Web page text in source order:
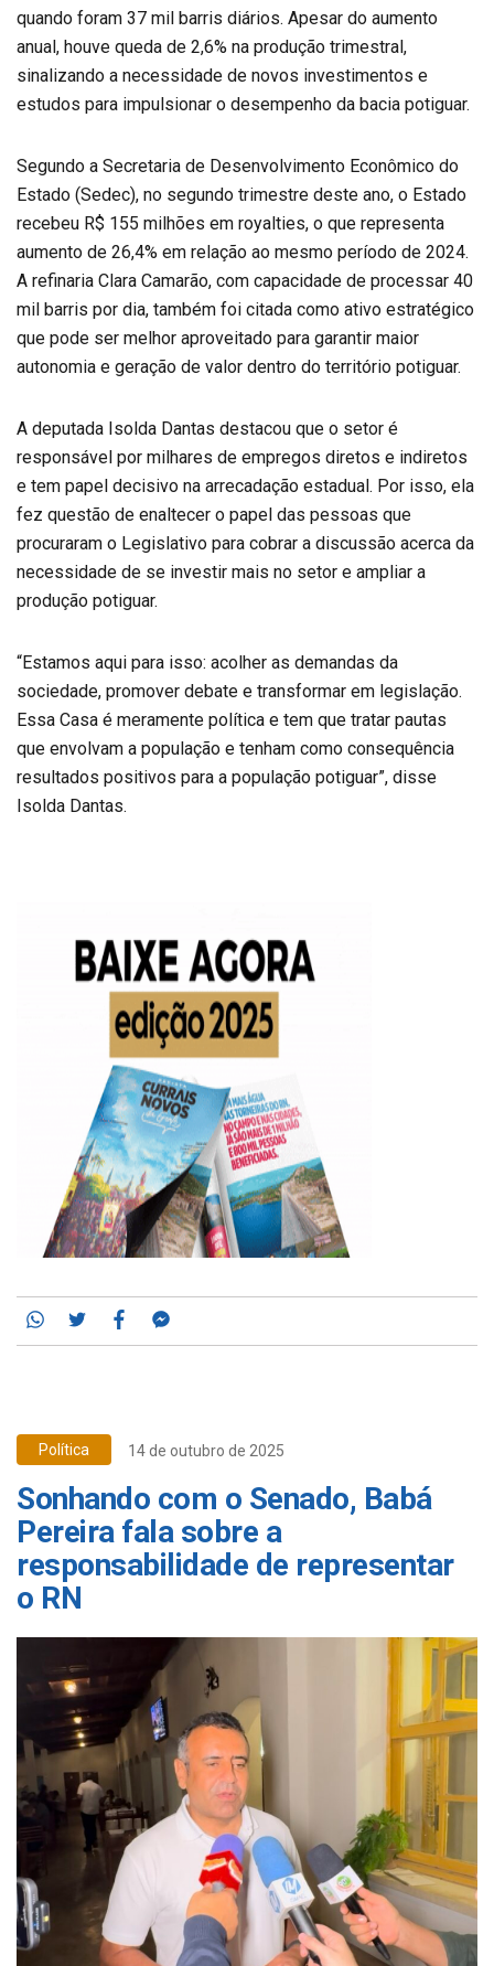
quando foram 37 mil barris diários. Apesar do aumento
anual, houve queda de 2,6% na produção trimestral,
sinalizando a necessidade de novos investimentos e
estudos para impulsionar o desempenho da bacia potiguar.
Segundo a Secretaria de Desenvolvimento Econômico do
Estado (Sedec), no segundo trimestre deste ano, o Estado
recebeu R$ 155 milhões em royalties, o que representa
aumento de 26,4% em relação ao mesmo período de 2024.
A refinaria Clara Camarão, com capacidade de processar 40
mil barris por dia, também foi citada como ativo estratégico
que pode ser melhor aproveitado para garantir maior
autonomia e geração de valor dentro do território potiguar.
A deputada Isolda Dantas destacou que o setor é
responsável por milhares de empregos diretos e indiretos
e tem papel decisivo na arrecadação estadual. Por isso, ela
fez questão de enaltecer o papel das pessoas que
procuraram o Legislativo para cobrar a discussão acerca da
necessidade de se investir mais no setor e ampliar a
produção potiguar.
“Estamos aqui para isso: acolher as demandas da
sociedade, promover debate e transformar em legislação.
Essa Casa é meramente política e tem que tratar pautas
que envolvam a população e tenham como consequência
resultados positivos para a população potiguar”, disse
Isolda Dantas.
Whatsapp
TwitterFacebook
Política 14 de outubro de 2025
Sonhando com o Senado, Babá
Pereira fala sobre a
responsabilidade de representar
o RN